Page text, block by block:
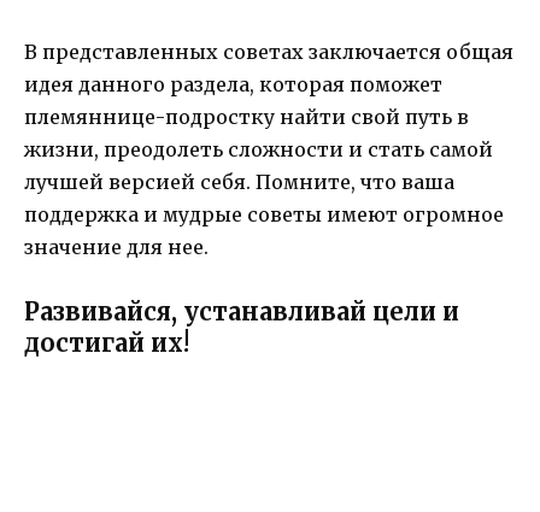
В представленных советах заключается общая
идея данного раздела, которая поможет
племяннице-подростку найти свой путь в
жизни, преодолеть сложности и стать самой
лучшей версией себя. Помните, что ваша
поддержка и мудрые советы имеют огромное
значение для нее.
Развивайся, устанавливай цели и
достигай их!